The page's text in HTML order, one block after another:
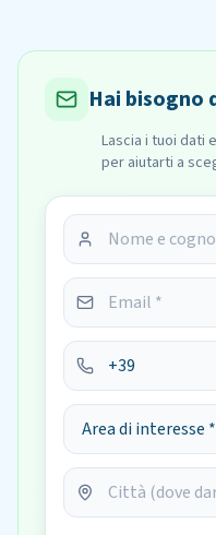
Hai bisogno
Lascia i tuoi dati
per aiutarti a